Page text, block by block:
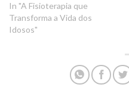
In "A Fisioterapia que
Transforma a Vida dos
Idosos"